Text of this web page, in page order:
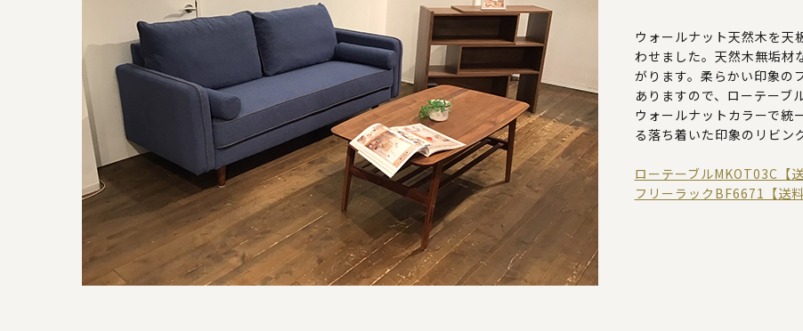
ウォールナット天然木を天
わせました。天然木無垢材
がります。柔らかい印象の
ありますので、ローテーブ
ウォールナットカラーで統
る落ち着いた印象のリビン
ローテーブルMKOT03C【
フリーラックBF6671【送